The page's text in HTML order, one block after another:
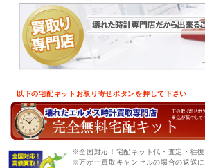
以下の宅配キットお取り寄せボタンを押して下さい
※全国対応！宅配キット代・査定・往復
※万が一買取キャンセルの場合の返送